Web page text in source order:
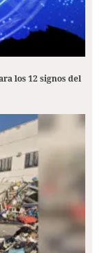
los 12 signos del